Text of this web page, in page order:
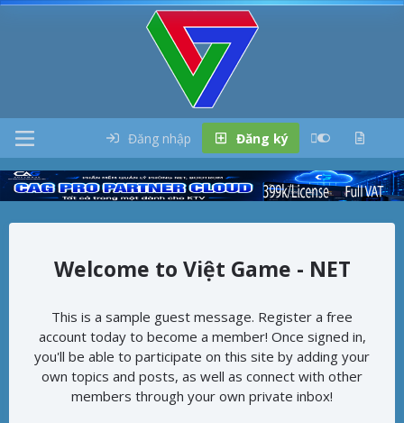
Đăng nhập Đăng ký
Việt Game - NET
This is a sample guest message. Register a free
account today to become a member! Once signed in,
you'll be able to participate on this site by adding your
own topics and posts, as well as connect with other
members through your own private inbox!